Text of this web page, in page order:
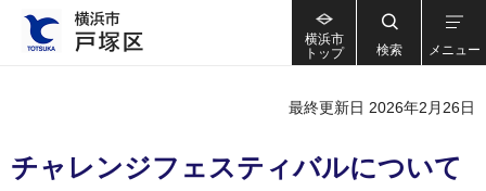
横浜市
トップ
検索 メニュー
最終更新日 2026年2月26日
チャレンジフェスティバルについて